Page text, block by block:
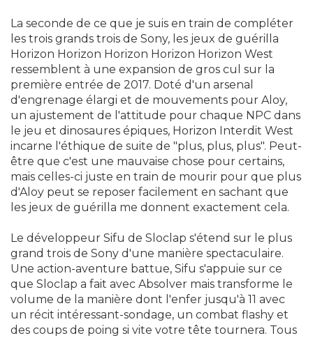
La seconde de ce que je suis en train de compléter
les trois grands trois de Sony, les jeux de guérilla
Horizon Horizon Horizon Horizon Horizon West
ressemblent à une expansion de gros cul sur la
première entrée de 2017. Doté d'un arsenal
d'engrenage élargi et de mouvements pour Aloy,
un ajustement de l'attitude pour chaque NPC dans
le jeu et dinosaures épiques, Horizon Interdit West
incarne l'éthique de suite de "plus, plus, plus". Peut-
être que c'est une mauvaise chose pour certains,
mais celles-ci juste en train de mourir pour que plus
d'Aloy peut se reposer facilement en sachant que
les jeux de guérilla me donnent exactement cela.
Le développeur Sifu de Sloclap s'étend sur le plus
grand trois de Sony d'une manière spectaculaire.
Une action-aventure battue, Sifu s'appuie sur ce
que Sloclap a fait avec Absolver mais transforme le
volume de la manière dont l'enfer jusqu'à 11 avec
un récit intéressant-sondage, un combat flashy et
des coups de poing si vite votre tête tournera. Tous